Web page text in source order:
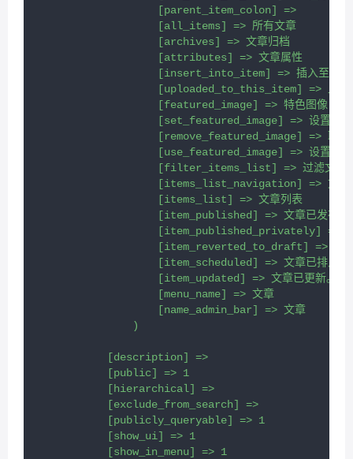
                    [parent_item_colon] =>
                    [all_items] => 所有文章
                    [archives] => 文章归档
                    [attributes] => 文章属性
                    [insert_into_item] => 插入至文章
[uploaded_to_this_item] => 上传
                    [featured_image] => 特色图像
[set_featured_image] => 设置特色
[remove_featured_image] => 取消
[use_featured_image] => 设置为特
[filter_items_list] => 过滤文章
[items_list_navigation] => 文章
                    [items_list] => 文章列表
                    [item_published] => 文章已发布。
[item_published_privately] =>
[item_reverted_to_draft] => 文章
[item_scheduled] => 文章已排入发
                    [item_updated] => 文章已更新。
                    [menu_name] => 文章
                    [name_admin_bar] => 文章
                )
            [description] =>
            [public] => 1
            [hierarchical] =>
            [exclude_from_search] =>
            [publicly_queryable] => 1
            [show_ui] => 1
            [show_in_menu] => 1